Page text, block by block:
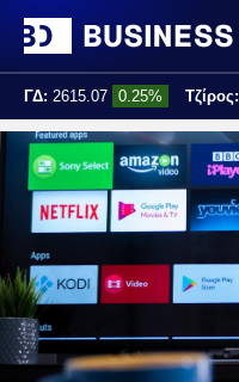
ΓΔ: 2615.07 0.25% Τζίρος:
Τελ. ενημέρωση: 17:25:01